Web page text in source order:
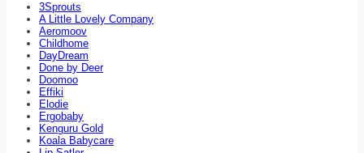
3Sprouts
A Little Lovely Company
Aeromoov
Childhome
DayDream
Done by Deer
Doomoo
Effiki
Elodie
Ergobaby
Kenguru Gold
Koala Babycare